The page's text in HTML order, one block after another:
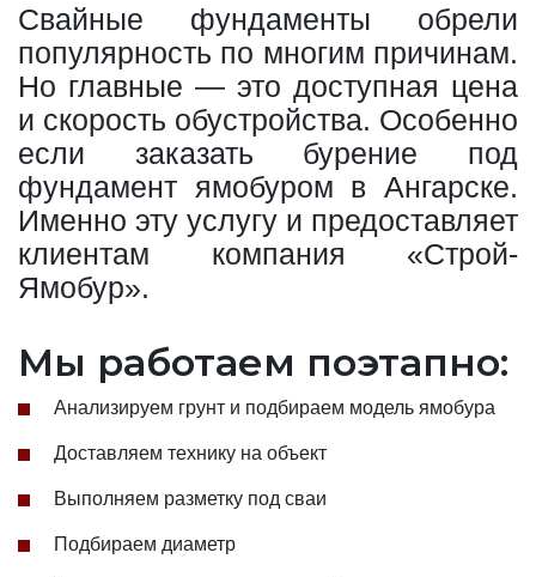
Свайные фундаменты обрели
популярность по многим причинам.
Но главные — это доступная цена
и скорость обустройства. Особенно
если заказать бурение под
фундамент ямобуром в Ангарске.
Именно эту услугу и предоставляет
клиентам компания «Строй-
Ямобур».
Мы работаем поэтапно:
Анализируем грунт и подбираем модель ямобура
Доставляем технику на объект
Выполняем разметку под сваи
Подбираем диаметр